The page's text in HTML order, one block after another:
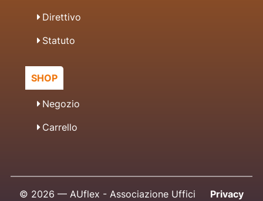
Direttivo
Statuto
SHOP
Negozio
Carrello
© 2026 — AUflex - Associazione Uffici Privacy